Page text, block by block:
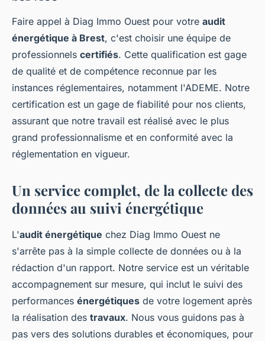
Faire appel à Diag Immo Ouest pour votre audit
énergétique à Brest, c'est choisir une équipe de
professionnels certifiés. Cette qualification est gage
de qualité et de compétence reconnue par les
instances réglementaires, notamment l'ADEME. Notre
certification est un gage de fiabilité pour nos clients,
assurant que notre travail est réalisé avec le plus
grand professionnalisme et en conformité avec la
réglementation en vigueur.
Un service complet, de la collecte des
données au suivi énergétique
L'audit énergétique chez Diag Immo Ouest ne
s'arrête pas à la simple collecte de données ou à la
rédaction d'un rapport. Notre service est un véritable
accompagnement sur mesure, qui inclut le suivi des
performances énergétiques de votre logement après
la réalisation des travaux. Nous vous guidons pas à
pas vers des solutions durables et économiques, pour